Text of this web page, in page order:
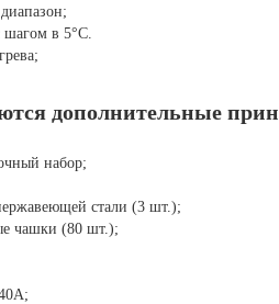
шагом в 5°С.
дополнительные
набор;
стали (3 шт.);
чашки (80 шт.);